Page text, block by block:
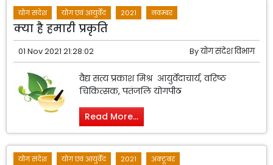
योग संदेश योग एवं आयुर्वेद 2021 नवम्बर
क्या है हमारी प्रकृति
01 Nov 2021 21:28:02 Byयोग संदेश विभाग
वैद्य सत्य प्रकाश मिश्र आयुर्वेदाचार्य, वरिष्ठ
चिकित्सक, पतंजलि योगपीठ
Read More...
योग संदेश योग एवं आयुर्वेद 2021 अक्टूबर